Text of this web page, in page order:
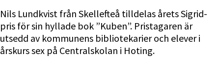
Nils Lundkvist från Skellefteå tilldelas årets Sigrid-
pris för sin hyllade bok ”Kuben”. Pristagaren är
utsedd av kommunens bibliotekarier och elever i
årskurs sex på Centralskolan i Hoting.